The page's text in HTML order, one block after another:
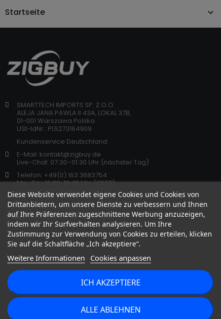
Startseite
Diese Website verwendet eigene Cookies und Cookies von
Drittanbietern, um unsere Dienste zu verbessern und Ihnen
auf Ihre Präferenzen zugeschnittene Werbung anzuzeigen,
indem wir Ihr Surfverhalten analysieren. Um Ihre
Zustimmung zur Verwendung von Cookies zu erteilen, klicken
Sie auf die Schaltfläche „Ich akzeptiere“.
Weitere Informationen Cookies anpassen
ALLE ABLEHNEN
ICH AKZEPTIERE
SMARTTECH IMPORTS SP. Z.O.O.
ALEJA JANA PAWLA II 43A, LOKAL 37B,
01-001 Warszawa Polska
USt-IdNr.: PL5273164909
Kundenservice Deutschland:
E-Mail: kontakt@zigbuy.de
Live-Chat: 07:30–01:30 Uhr (nächster Tag)
Telefon: +49(0) 163 3683754
Mo.-Do.: 16:00-19:45 Uhr (CEST)
Fr.-So.: 12:00-19:45 Uhr (CEST)